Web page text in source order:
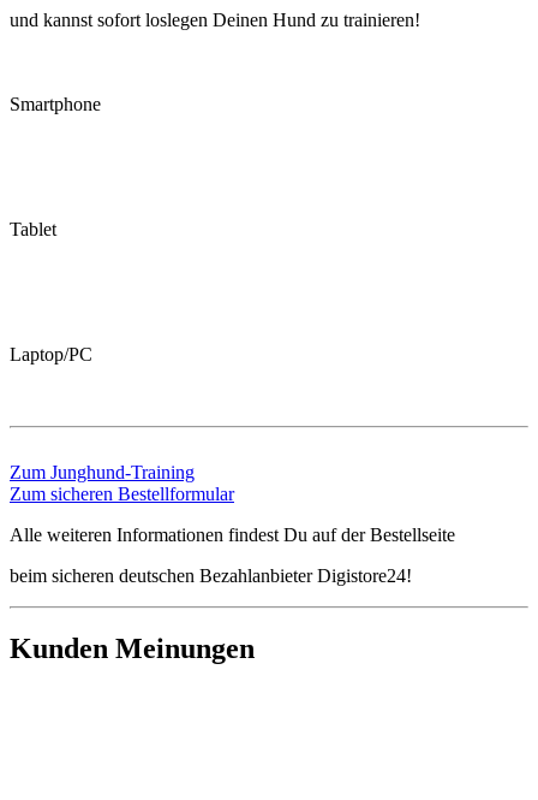
und kannst sofort loslegen Deinen Hund zu trainieren!
Smartphone
Tablet
Laptop/PC
Zum Junghund-Training
Zum sicheren Bestellformular
Alle weiteren Informationen findest Du auf der Bestellseite
beim sicheren deutschen Bezahlanbieter Digistore24!
Kunden Meinungen